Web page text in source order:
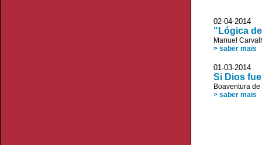
02-04-
"Lógica
Manuel
> saber mais
01-03-2014
Si Dios
Boaventura
> saber mais